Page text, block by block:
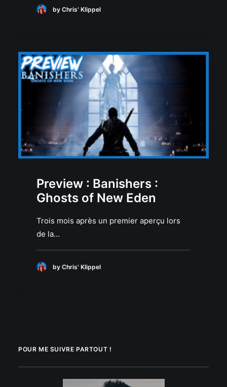
by Chris' Klippel
Preview : Banishers :
Ghosts of New Eden
Trois mois après un premier aperçu lors
de la…
by Chris' Klippel
POUR ME SUIVRE PARTOUT !